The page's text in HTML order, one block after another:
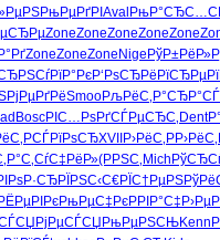
РњРµРґРІAvalРњР°СЂС…
ZoneZoneZoneZoneZone
ZoneZoneZoneNigeРўР±РёР»
СѓРїР°РєР‘РѕСЂРёРїСЂРµРї
РјРµРґРёSmooРљРёС‚Р°
BoscРІС…РѕРґСЃРµСЂС‚Dent
СЃРїРѕСЂXVIIР›РёС‚Р
СѓС‡РёР»(РРЅС‚Mich
РЇРЅС‹С€РЇС†РµРЅ
РњРµС‡РєРРІР°С‡
РјРµСЃСЏРњРµРЅСЊKenn